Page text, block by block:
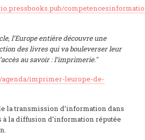
l’Europe entière découvre une
des livres qui va bouleverser leur
au savoir : l’imprimerie."
imprimer-leurope-de-
la transmission d’information dans
à la diffusion d’information réputée